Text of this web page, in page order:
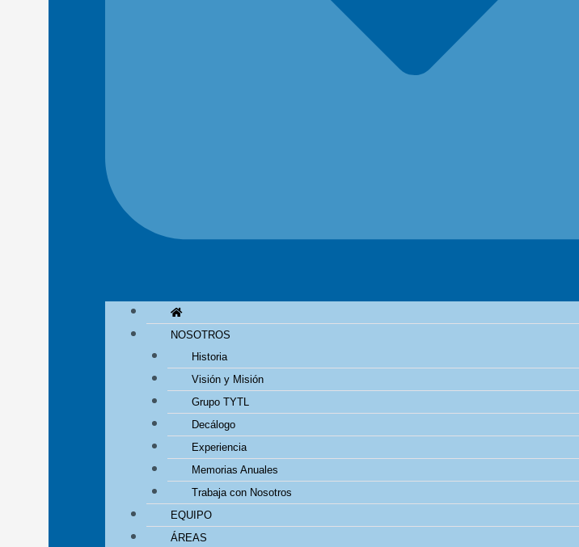
NOSOTROS
Historia
Visión y Misión
Grupo TYTL
Decálogo
Experiencia
Memorias Anuales
Trabaja con Nosotros
EQUIPO
ÁREAS